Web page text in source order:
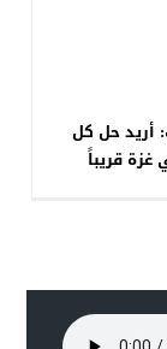
أريد حل كل
قريباً